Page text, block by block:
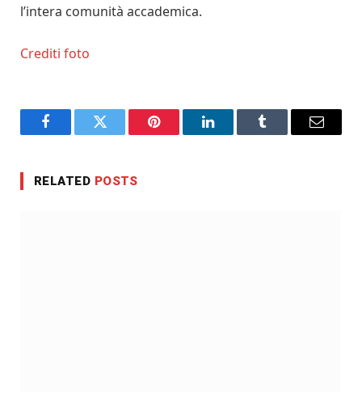
l’intera comunità accademica.
Crediti foto
FacebookTwitter Pinterest LinkedInTumblr Email
RELATED POSTS